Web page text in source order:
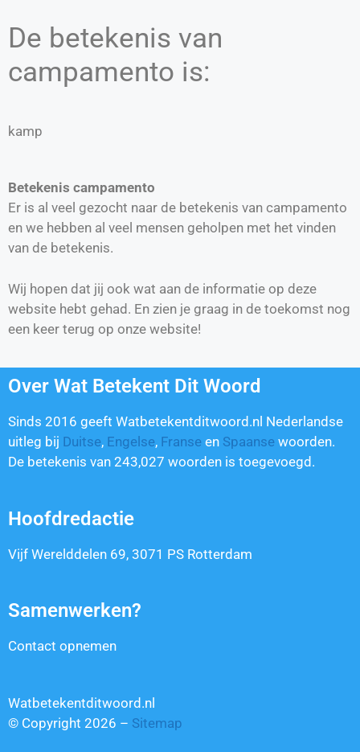
De betekenis van
campamento is:
kamp
Betekenis campamento
Er is al veel gezocht naar de betekenis van campamento
en we hebben al veel mensen geholpen met het vinden
van de betekenis.
Wij hopen dat jij ook wat aan de informatie op deze
website hebt gehad. En zien je graag in de toekomst nog
een keer terug op onze website!
Over Wat Betekent Dit Woord
Sinds 2016 geeft Watbetekentditwoord.nl Nederlandse
uitleg bij Duitse, Engelse, Franse en Spaanse woorden.
De betekenis van 243,027 woorden is toegevoegd.
Hoofdredactie
Vijf Werelddelen 69, 3071 PS Rotterdam
Samenwerken?
Contact opnemen
Watbetekentditwoord.nl
© Copyright 2026 – Sitemap